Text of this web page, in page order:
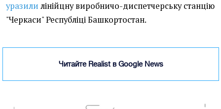
уразили лінійцну виробничо-диспетчерську станцію
"Черкаси" Республіці Башкортостан.
Читайте Realist в Google News